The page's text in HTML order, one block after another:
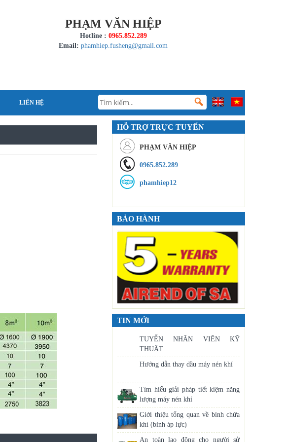
PHẠM VĂN HIỆP
Hotline : 0965.852.289
Email: phamhiep.fusheng@gmail.com
LIÊN HỆ
HỖ TRỢ TRỰC TUYẾN
PHẠM VĂN HIỆP
0965.852.289
phamhiep12
BẢO HÀNH
TIN MỚI
TUYỂN NHÂN VIÊN KỸ
THUẬT
Hướng dẫn thay dầu máy nén khí
Tìm hiểu giải pháp tiết kiệm năng
lượng máy nén khí
Giới thiệu tổng quan về bình chứa
khí (bình áp lực)
An toàn lao động cho người sử